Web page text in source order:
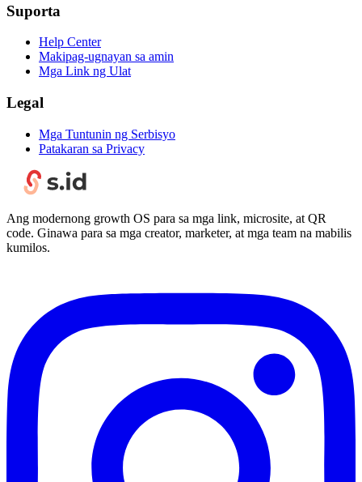
Suporta
Help Center
Makipag-ugnayan sa amin
Mga Link ng Ulat
Legal
Mga Tuntunin ng Serbisyo
Patakaran sa Privacy
Ang modernong growth OS para sa mga link, microsite, at QR
code. Ginawa para sa mga creator, marketer, at mga team na mabilis
kumilos.